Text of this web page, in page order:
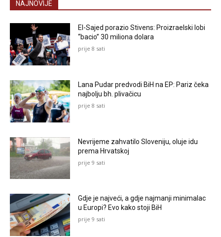
NAJNOVIJE
El-Sajed porazio Stivens: Proizraelski lobi
“bacio” 30 miliona dolara
prije 8 sati
Lana Pudar predvodi BiH na EP: Pariz čeka
najbolju bh. plivačicu
prije 8 sati
Nevrijeme zahvatilo Sloveniju, oluje idu
prema Hrvatskoj
prije 9 sati
Gdje je najveći, a gdje najmanji minimalac
u Europi? Evo kako stoji BiH
prije 9 sati